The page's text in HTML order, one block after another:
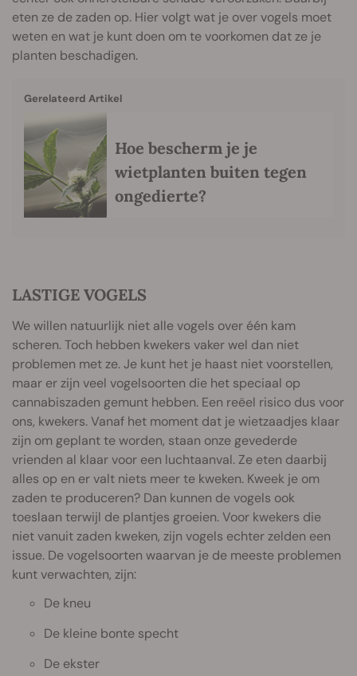
eten ze de zaden op. Hier volgt wat je over vogels moet
weten en wat je kunt doen om te voorkomen dat ze je
planten beschadigen.
Gerelateerd Artikel
Hoe bescherm je je
wietplanten buiten tegen
ongedierte?
LASTIGE VOGELS
We willen natuurlijk niet alle vogels over één kam
scheren. Toch hebben kwekers vaker wel dan niet
problemen met ze. Je kunt het je haast niet voorstellen,
maar er zijn veel vogelsoorten die het speciaal op
cannabiszaden gemunt hebben. Een reëel risico dus voor
ons, kwekers. Vanaf het moment dat je wietzaadjes klaar
zijn om geplant te worden, staan onze gevederde
vrienden al klaar voor een luchtaanval. Ze eten daarbij
alles op en er valt niets meer te kweken. Kweek je om
zaden te produceren? Dan kunnen de vogels ook
toeslaan terwijl de plantjes groeien. Voor kwekers die
niet vanuit zaden kweken, zijn vogels echter zelden een
issue. De vogelsoorten waarvan je de meeste problemen
kunt verwachten, zijn:
De kneu
De kleine bonte specht
De ekster